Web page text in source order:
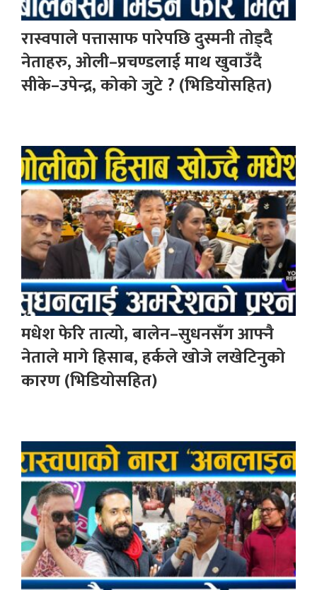
रास्वपाले पत्तासाफ पारेपछि दुस्मनी तोड्दै
नेताहरु, ओली–प्रचण्डलाई माथ खुवाउँदै
सीके–उपेन्द्र, कोको जुटे ? (भिडियोसहित)
मधेश फेरि तात्यो, बालेन–सुधनसँग आफ्नै
नेताले मागे हिसाब, हर्कले खोजे लखेटिनुको
कारण (भिडियोसहित)